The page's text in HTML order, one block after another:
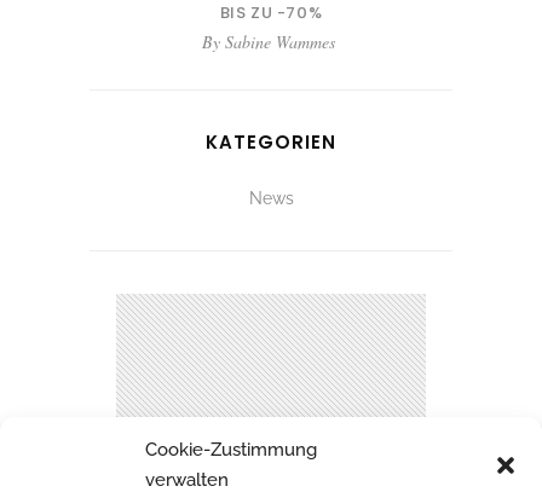
Cookie-Zustimmung
verwalten
BIS ZU -70%
By Sabine Wammes
KATEGORIEN
News